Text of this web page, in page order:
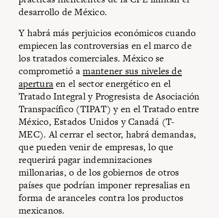
desarrollo de México.
Y habrá más perjuicios económicos cuando
empiecen las controversias en el marco de
los tratados comerciales. México se
comprometió amantener sus niveles de
aperturaen el sector energético en el
Tratado Integral y Progresista de Asociación
Transpacífico (TIPAT) y en el Tratado entre
México, Estados Unidos y Canadá (T-
MEC). Al cerrar el sector, habrá demandas,
que pueden venir de empresas, lo que
requerirá pagar indemnizaciones
millonarias, o de los gobiernos de otros
países que podrían imponer represalias en
forma de aranceles contra los productos
mexicanos.